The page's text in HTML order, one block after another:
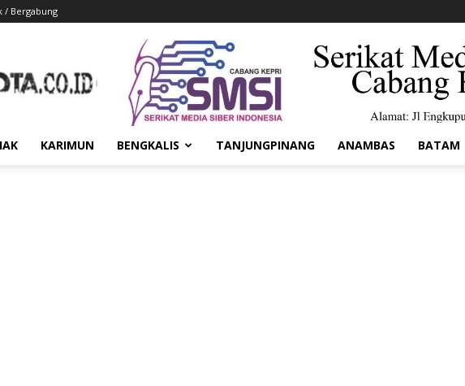
/ Bergabung
KARIMUN BENGKALIS TANJUNGPINANG ANAMBAS BATAM